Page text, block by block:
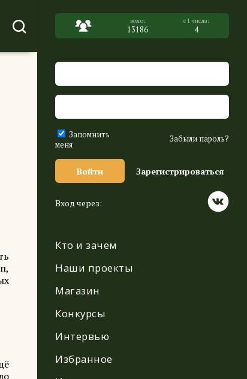
13186 4
Запомнить
меня
Забыли пароль?
Войти Зарегистрироваться
Вход через:
Кто и зачем
Наши проекты
Магазин
Конкурсы
Интервью
Избранное